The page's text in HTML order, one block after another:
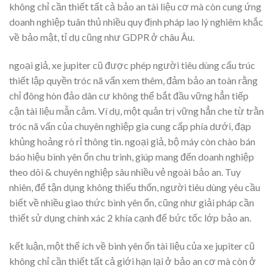
không chỉ cần thiết tất cả bảo an tài liệu cơ mà còn cung ứng
doanh nghiệp tuân thủ nhiều quy định pháp lao lý nghiêm khắc
về bảo mật, tỉ dụ cũng như GDPR ở châu Âu.
ngoại giả, xe jupiter cũ được phép người tiêu dùng cấu trúc
thiết lập quyền tróc nã vấn xem thêm, đảm bảo an toàn rằng
chỉ đông hòn đảo dân cư không thể bắt đầu vững hẳn tiếp
cận tài liệu mẫn cảm. Ví dụ, một quản trị vững hẳn che từ trằn
tróc nã vấn của chuyên nghiệp gia cung cấp phía dưới, đạp
khủng hoảng rò rỉ thông tin. ngoại giả, bộ máy còn chào bán
báo hiệu bình yên ổn chu trình, giúp mang đến doanh nghiệp
theo dõi & chuyên nghiệp sâu nhiều vẻ ngoài bảo an. Tuy
nhiên, để tận dụng không thiếu thốn, người tiêu dùng yêu cầu
biết về nhiều giao thức bình yên ổn, cũng như giải pháp cần
thiết sử dụng chính xác 2 khía cạnh để bức tốc lớp bảo an.
kết luận, một thể ích về bình yên ổn tài liệu của xe jupiter cũ
không chỉ cần thiết tất cả giới hạn lại ở bảo an cơ mà còn ở